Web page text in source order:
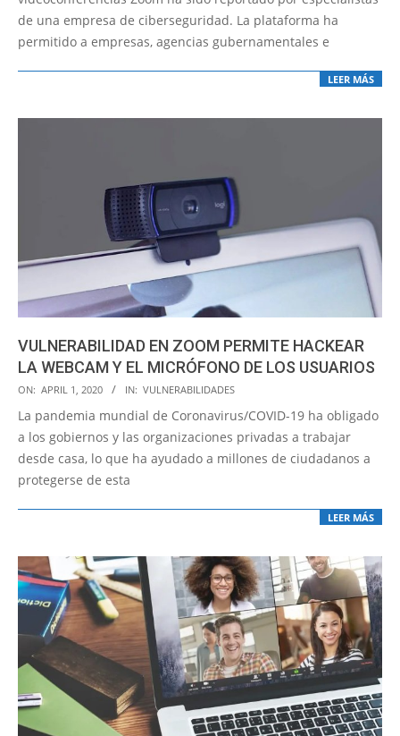
de una empresa de ciberseguridad. La plataforma ha
permitido a empresas, agencias gubernamentales e
LEER MÁS
VULNERABILIDAD EN ZOOM PERMITE HACKEAR
LA WEBCAM Y EL MICRÓFONO DE LOS USUARIOS
2020-
04-
01
ON: APRIL 1, 2020 IN: VULNERABILIDADES
La pandemia mundial de Coronavirus/COVID-19 ha obligado
a los gobiernos y las organizaciones privadas a trabajar
desde casa, lo que ha ayudado a millones de ciudadanos a
protegerse de esta
LEER MÁS